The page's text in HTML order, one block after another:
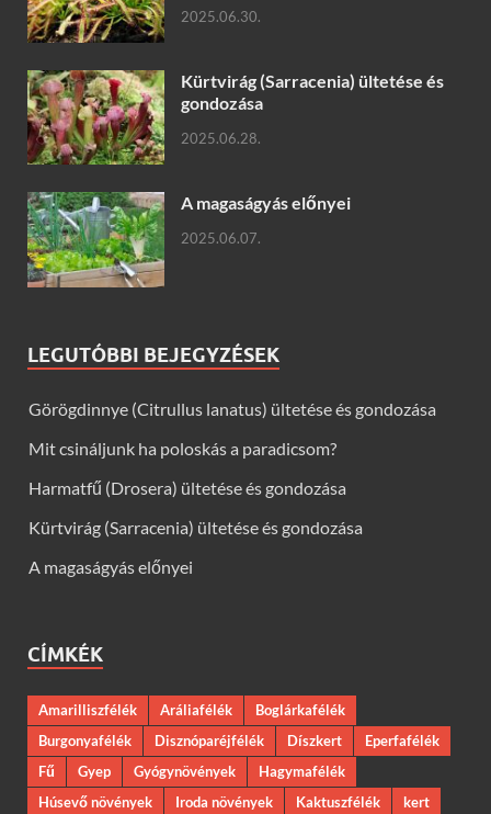
2025.06.30.
Kürtvirág (Sarracenia) ültetése és
gondozása
2025.06.28.
A magaságyás előnyei
2025.06.07.
LEGUTÓBBI BEJEGYZÉSEK
Görögdinnye (Citrullus lanatus) ültetése és gondozása
Mit csináljunk ha poloskás a paradicsom?
Harmatfű (Drosera) ültetése és gondozása
Kürtvirág (Sarracenia) ültetése és gondozása
A magaságyás előnyei
CÍMKÉK
Amarilliszfélék Aráliafélék
Boglárkafélék
Burgonyafélék
Disznóparéjfélék Díszkert
Eperfafélék
Fű
Gyep Gyógynövények
Hagymafélék
Húsevő növények
Iroda növények Kaktuszfélék
kert